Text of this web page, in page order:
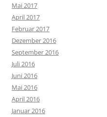
Mai 2017
April 2017
Februar 2017
Dezember 2016
September 2016
Juli 2016
Juni 2016
Mai 2016
April 2016
Januar 2016